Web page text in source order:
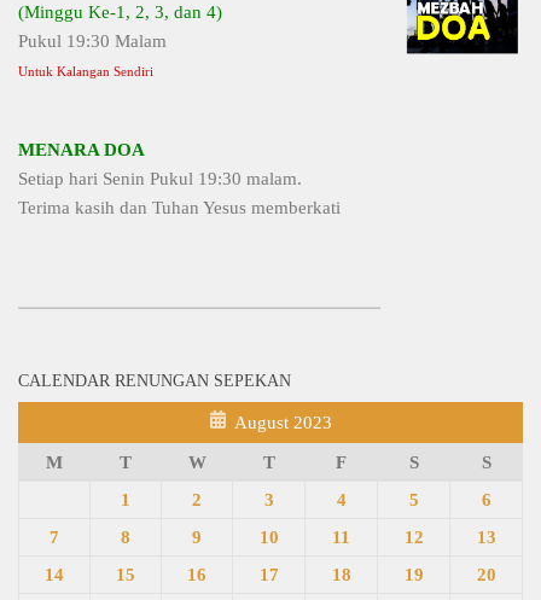
(Minggu Ke-1, 2, 3, dan 4)
Pukul 19:30 Malam
Untuk Kalangan Sendiri
MENARA DOA
Setiap hari Senin Pukul 19:30 malam.
Terima kasih dan Tuhan Yesus memberkati
CALENDAR RENUNGAN SEPEKAN
August 2023
M T W T F S
S
1
2 3 4 5
6
7
8 9 10 11 12
13
14
15 16 17 18 19
20